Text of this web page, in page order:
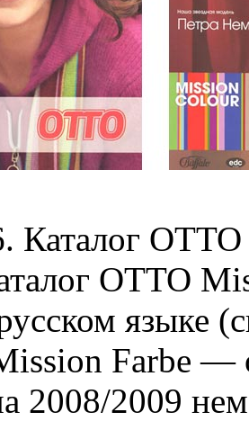
Каталог
OTTO
языке
Farbe —
2008/2009